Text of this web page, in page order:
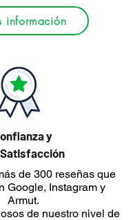
información
y
de 300 reseñas que
Google, Instagram y
Armut.
de nuestro nivel de